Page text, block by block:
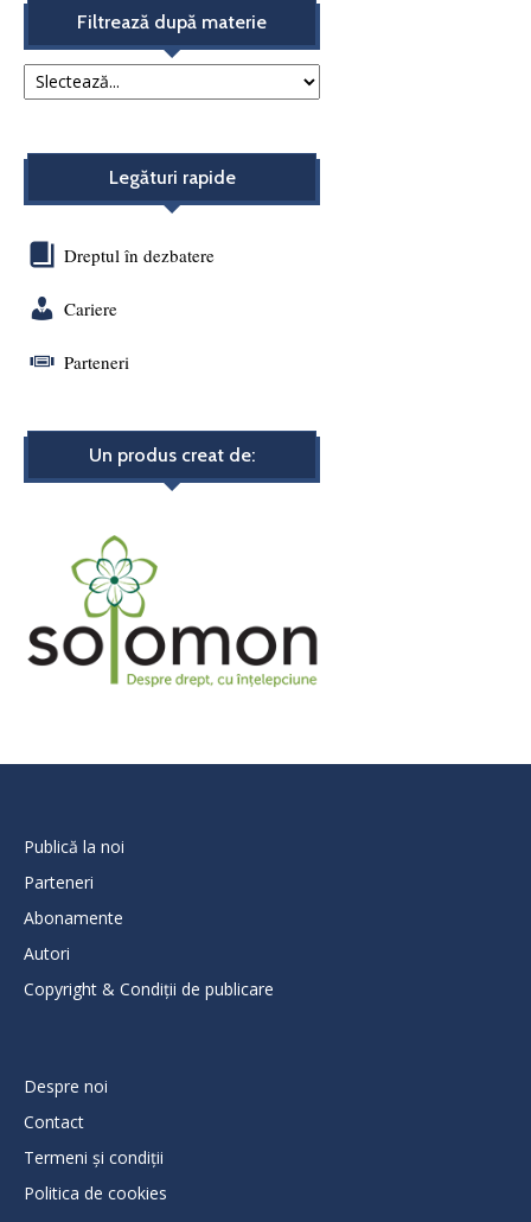
Filtrează după materie
Legături rapide
Dreptul în dezbatere
Cariere
Parteneri
Un produs creat de:
Publică la noi
Parteneri
Abonamente
Autori
Copyright & Condiții de publicare
Despre noi
Contact
Termeni și condiții
Politica de cookies